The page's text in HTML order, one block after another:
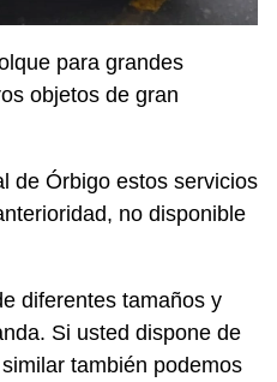
para grandes
objetos de gran
de Órbigo estos servicios
no disponible
diferentes tamaños y
Si usted dispone de
también podemos